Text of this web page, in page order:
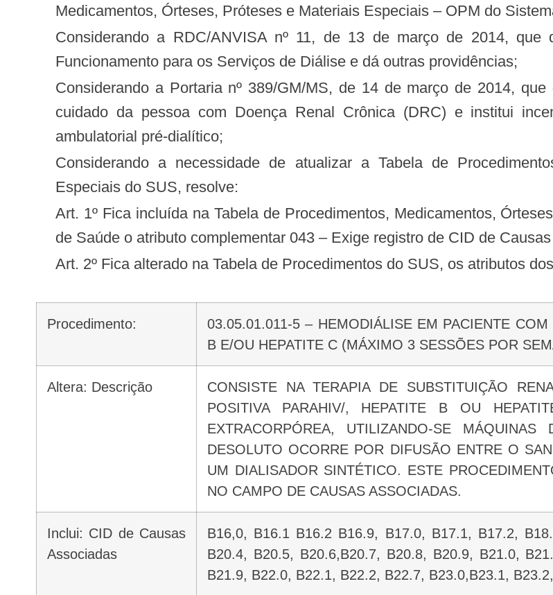
Medicamentos, Órteses, Próteses e Materiais Especiais – OPM do
Considerando a RDC/ANVISA nº 11, de 13 de março de 2014, que dispõe sobre os Requisitos de Boas Práticas de
Funcionamento para os Serviços de Diálise e dá outras providências;
Considerando a Portaria nº 389/GM/MS, de 14 de março de 2014, que define os critérios para a organização da linha de
cuidado da pessoa com Doença Renal Crônica (DRC) e institui
ambulatorial pré-dialítico;
Considerando a necessidade de atualizar a Tabela de Procedimentos, Medicamentos, Órteses, Próteses e Materiais
Especiais do SUS, resolve:
Art. 1º Fica incluída na Tabela de Procedimentos, Medicamentos, Órteses, Próteses e Materiais Especiais do Sistema Único
de Saúde o atributo complementar 043 – Exige registro de CID de
Art. 2º Fica alterado na Tabela de Procedimentos do SUS, os atributos
Procedimento:
03.05.01.011-5 – HEMODIÁLISE EM PACIENTE
B E/OU HEPATITE C (MÁXIMO 3 SESSÕES POR
Altera: Descrição
CONSISTE NA TERAPIA DE SUBSTITUIÇÃO
POSITIVA PARAHIV/, HEPATITE B OU
EXTRACORPÓREA, UTILIZANDO-SE
DESOLUTO OCORRE POR DIFUSÃO ENTRE O
UM DIALISADOR SINTÉTICO. ESTE
NO CAMPO DE CAUSAS ASSOCIADAS.
Inclui: CID de Causas
Associadas
B16,0, B16.1 B16.2 B16.9, B17.0, B17.1, B17.2,
B20.4, B20.5, B20.6,B20.7, B20.8, B20.9, B21.0,
B21.9, B22.0, B22.1, B22.2, B22.7, B23.0,B23.1,